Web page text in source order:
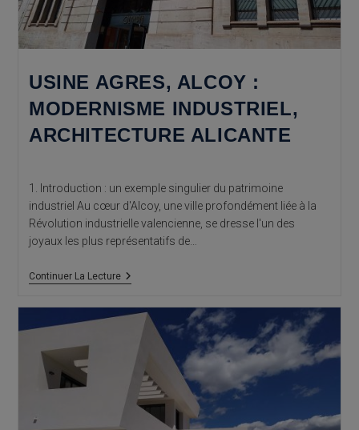
USINE AGRES, ALCOY :
MODERNISME INDUSTRIEL,
ARCHITECTURE ALICANTE
1. Introduction : un exemple singulier du patrimoine
industriel Au cœur d'Alcoy, une ville profondément liée à la
Révolution industrielle valencienne, se dresse l'un des
joyaux les plus représentatifs de…
Continuer La LectureUsine
:
Modernisme
Industriel,
Architecture